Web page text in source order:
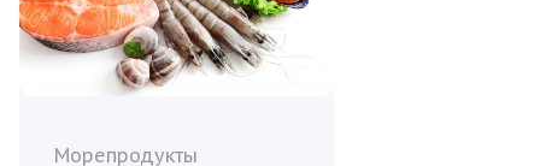
Морепродукты